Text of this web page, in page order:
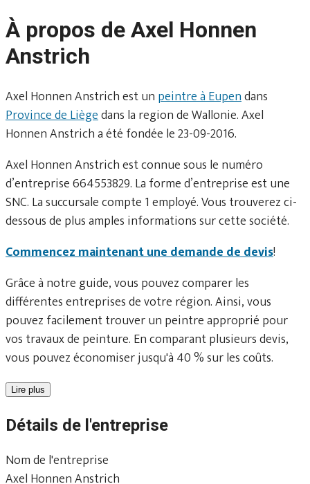
À propos de Axel Honnen
Anstrich
Axel Honnen Anstrich est un peintre à Eupendans
Province de Liègedans la region de Wallonie. Axel
Honnen Anstrich a été fondée le 23-09-2016.
Axel Honnen Anstrich est connue sous le numéro
d’entreprise 664553829. La forme d’entreprise est une
SNC. La succursale compte 1 employé. Vous trouverez ci-
dessous de plus amples informations sur cette société.
Commencez maintenant une demande de devis!
Grâce à notre guide, vous pouvez comparer les
différentes entreprises de votre région. Ainsi, vous
pouvez facilement trouver un peintre approprié pour
vos travaux de peinture. En comparant plusieurs devis,
vous pouvez économiser jusqu'à 40 % sur les coûts.
Lire plus
Détails de l'entreprise
Nom de l'entreprise
Axel Honnen Anstrich